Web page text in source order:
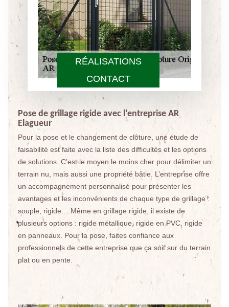
RÉALISATIONS
CONTACT
Pose de grillage rigide avec l’entreprise AR
Elagueur
Pour la pose et le changement de clôture, une étude de
faisabilité est faite avec la liste des difficultés et les options
de solutions. C’est le moyen le moins cher pour délimiter un
terrain nu, mais aussi une propriété bâtie. L’entreprise offre
un accompagnement personnalisé pour présenter les
avantages et les inconvénients de chaque type de grillage :
souple, rigide… Même en grillage rigide, il existe de
plusieurs options : rigide métallique, rigide en PVC, rigide
en panneaux. Pour la pose, faites confiance aux
professionnels de cette entreprise que ça soit sur du terrain
plat ou en pente.